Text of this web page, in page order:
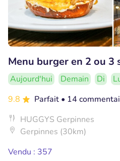
Menu burger en 2 ou 3
Aujourd'hui Demain Di
9.8
Parfait • 14
HUGGYS Gerpinnes
Gerpinnes (30km)
Vendu : 357